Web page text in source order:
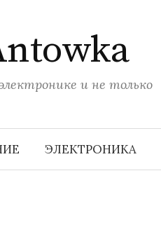
и не только
ЭЛЕКТРОНИКА